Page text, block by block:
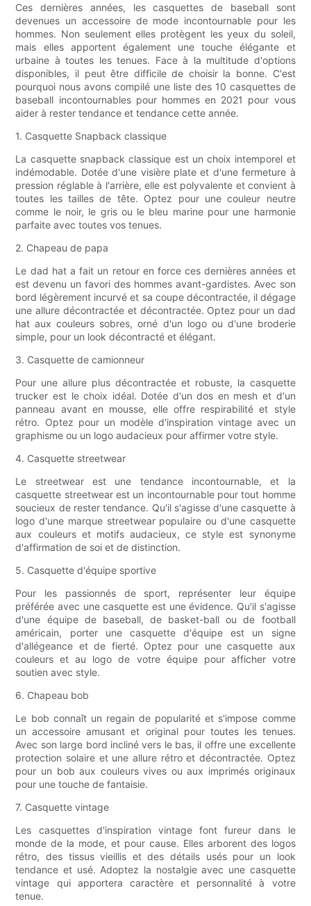
Ces dernières années, les casquettes de baseball sont
devenues un accessoire de mode incontournable pour les
hommes. Non seulement elles protègent les yeux du soleil,
mais elles apportent également une touche élégante et
urbaine à toutes les tenues. Face à la multitude d'options
disponibles, il peut être difficile de choisir la bonne. C'est
pourquoi nous avons compilé une liste des 10 casquettes de
baseball incontournables pour hommes en 2021 pour vous
aider à rester tendance et tendance cette année.
1. Casquette Snapback classique
La casquette snapback classique est un choix intemporel et
indémodable. Dotée d'une visière plate et d'une fermeture à
pression réglable à l'arrière, elle est polyvalente et convient à
toutes les tailles de tête. Optez pour une couleur neutre
comme le noir, le gris ou le bleu marine pour une harmonie
parfaite avec toutes vos tenues.
2. Chapeau de papa
Le dad hat a fait un retour en force ces dernières années et
est devenu un favori des hommes avant-gardistes. Avec son
bord légèrement incurvé et sa coupe décontractée, il dégage
une allure décontractée et décontractée. Optez pour un dad
hat aux couleurs sobres, orné d'un logo ou d'une broderie
simple, pour un look décontracté et élégant.
3. Casquette de camionneur
Pour une allure plus décontractée et robuste, la casquette
trucker est le choix idéal. Dotée d'un dos en mesh et d'un
panneau avant en mousse, elle offre respirabilité et style
rétro. Optez pour un modèle d'inspiration vintage avec un
graphisme ou un logo audacieux pour affirmer votre style.
4. Casquette streetwear
Le streetwear est une tendance incontournable, et la
casquette streetwear est un incontournable pour tout homme
soucieux de rester tendance. Qu'il s'agisse d'une casquette à
logo d'une marque streetwear populaire ou d'une casquette
aux couleurs et motifs audacieux, ce style est synonyme
d'affirmation de soi et de distinction.
5. Casquette d'équipe sportive
Pour les passionnés de sport, représenter leur équipe
préférée avec une casquette est une évidence. Qu'il s'agisse
d'une équipe de baseball, de basket-ball ou de football
américain, porter une casquette d'équipe est un signe
d'allégeance et de fierté. Optez pour une casquette aux
couleurs et au logo de votre équipe pour afficher votre
soutien avec style.
6. Chapeau bob
Le bob connaît un regain de popularité et s'impose comme
un accessoire amusant et original pour toutes les tenues.
Avec son large bord incliné vers le bas, il offre une excellente
protection solaire et une allure rétro et décontractée. Optez
pour un bob aux couleurs vives ou aux imprimés originaux
pour une touche de fantaisie.
7. Casquette vintage
Les casquettes d'inspiration vintage font fureur dans le
monde de la mode, et pour cause. Elles arborent des logos
rétro, des tissus vieillis et des détails usés pour un look
tendance et usé. Adoptez la nostalgie avec une casquette
vintage qui apportera caractère et personnalité à votre
tenue.